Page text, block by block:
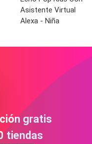
Asistente Virtual
Alexa - Niña
gratis
tiendas